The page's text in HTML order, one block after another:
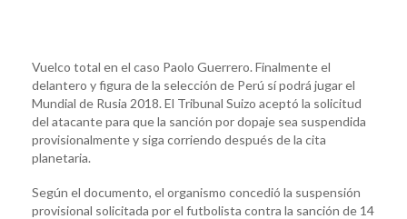
Vuelco total en el caso Paolo Guerrero. Finalmente el
delantero y figura de la selección de Perú sí podrá jugar el
Mundial de Rusia 2018. El Tribunal Suizo aceptó la solicitud
del atacante para que la sanción por dopaje sea suspendida
provisionalmente y siga corriendo después de la cita
planetaria.
Según el documento, el organismo concedió la suspensión
provisional solicitada por el futbolista contra la sanción de 14